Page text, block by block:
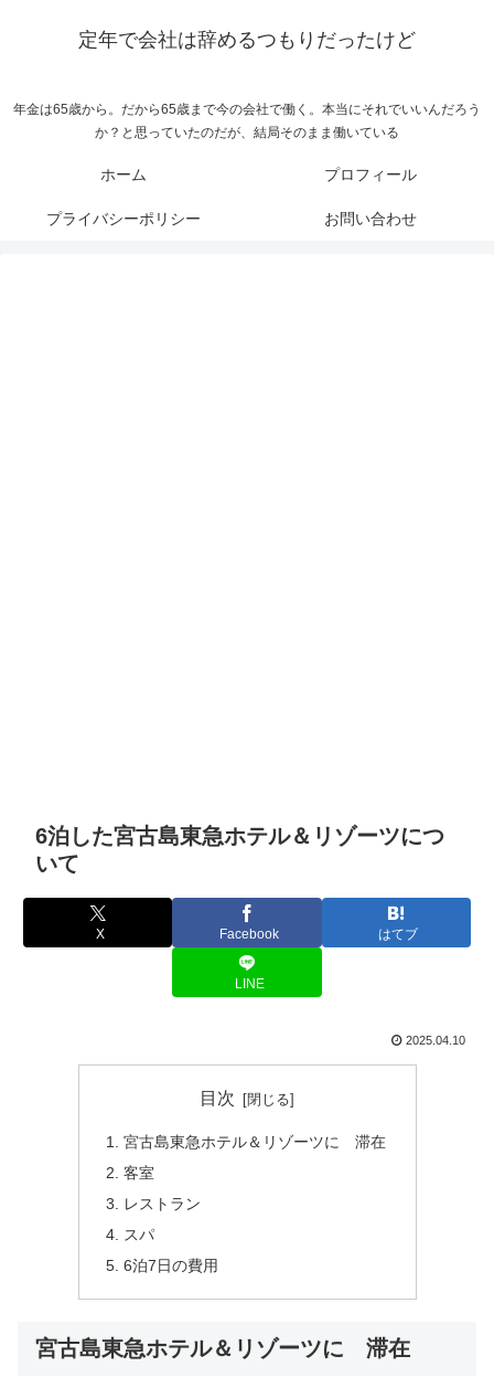
定年で会社は辞めるつもりだったけど
年金は65歳から。だから65歳まで今の会社で働く。本当にそれでいいんだろう
か？と思っていたのだが、結局そのまま働いている
ホーム プロフィール
プライバシーポリシー お問い合わせ
6泊した宮古島東急ホテル＆リゾーツにつ
いて
X Facebook はてブ
LINE
2025.04.10
目次
宮古島東急ホテル＆リゾーツに゙滞在
客室
レストラン
スパ
6泊7日の費用
宮古島東急ホテル＆リゾーツに゙滞在